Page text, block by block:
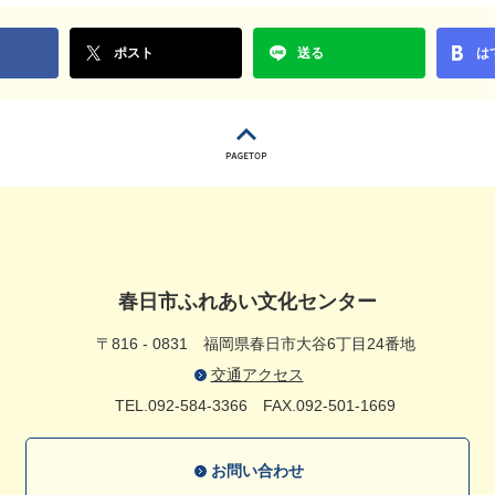
ポスト 送る は
春日市ふれあい文化センター
〒816 - 0831 福岡県春日市大谷6丁目24番地
交通アクセス
TEL.092-584-3366 FAX.092-501-1669
お問い合わせ